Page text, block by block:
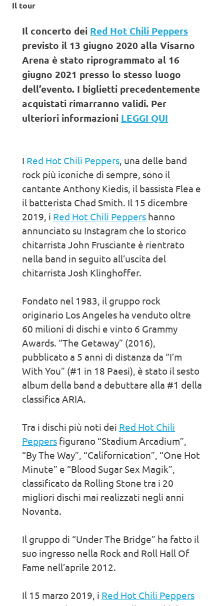
Il tour
Il concerto dei Red Hot Chili Peppers
previsto il 13 giugno 2020 alla Visarno
Arena è stato riprogrammato al 16
giugno 2021 presso lo stesso luogo
dell’evento. I biglietti precedentemente
acquistati rimarranno validi. Per
ulteriori informazioni LEGGI QUI
I Red Hot Chili Peppers, una delle band
rock più iconiche di sempre, sono il
cantante Anthony Kiedis, il bassista Flea e
il batterista Chad Smith. Il 15 dicembre
2019, i Red Hot Chili Peppers hanno
annunciato su Instagram che lo storico
chitarrista John Frusciante è rientrato
nella band in seguito all’uscita del
chitarrista Josh Klinghoffer.
Fondato nel 1983, il gruppo rock
originario Los Angeles ha venduto oltre
60 milioni di dischi e vinto 6 Grammy
Awards. “The Getaway” (2016),
pubblicato a 5 anni di distanza da “I’m
With You” (#1 in 18 Paesi), è stato il sesto
album della band a debuttare alla #1 della
classifica ARIA.
Tra i dischi più noti dei Red Hot Chili
Peppers figurano “Stadium Arcadium”,
“By The Way”, “Californication”, “One Hot
Minute” e “Blood Sugar Sex Magik”,
classificato da Rolling Stone tra i 20
migliori dischi mai realizzati negli anni
Novanta.
Il gruppo di “Under The Bridge” ha fatto il
suo ingresso nella Rock and Roll Hall Of
Fame nell’aprile 2012.
Il 15 marzo 2019, i Red Hot Chili Peppers